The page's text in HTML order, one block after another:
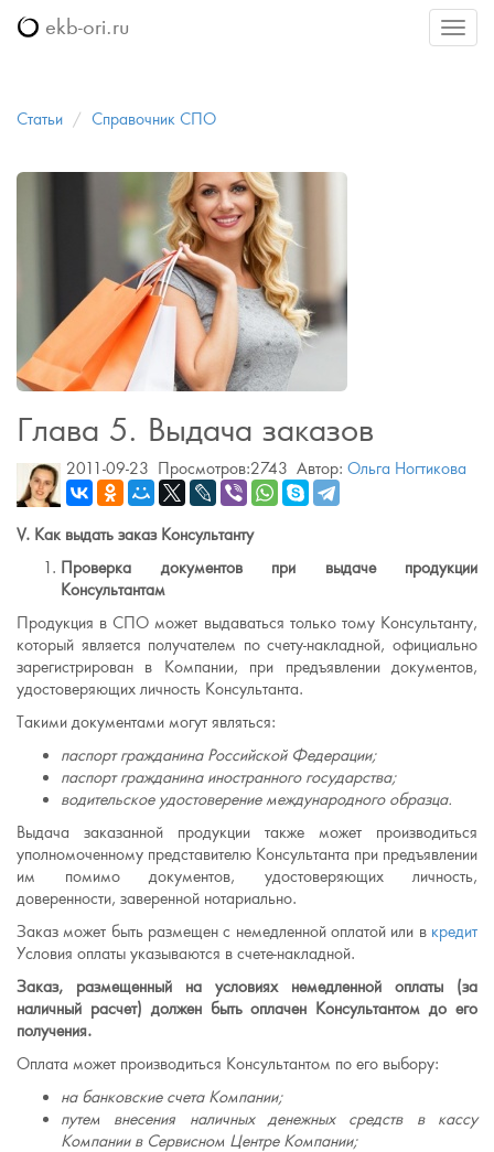
Меню
ekb-ori.ru
Статьи Справочник СПО
Глава 5. Выдача заказов
2011-09-23 Просмотров:2743 Автор: Ольга Ногтикова
V. Как выдать заказ Консультанту
Проверка документов при выдаче продукции
Консультантам
Продукция в СПО может выдаваться только тому Консультанту,
который является получателем по счету-накладной, официально
зарегистрирован в Компании, при предъявлении документов,
удостоверяющих личность Консультанта.
Такими документами могут являться:
паспорт гражданина Российской Федерации;
паспорт гражданина иностранного государства;
водительское удостоверение международного образца.
Выдача заказанной продукции также может производиться
уполномоченному представителю Консультанта при предъявлении
им помимо документов, удостоверяющих личность,
доверенности, заверенной нотариально.
Заказ может быть размещен с немедленной оплатой или в кредит
Условия оплаты указываются в счете-накладной.
Заказ, размещенный на условиях немедленной оплаты (за
наличный расчет) должен быть оплачен Консультантом до его
получения.
Оплата может производиться Консультантом по его выбору:
на банковские счета Компании;
путем внесения наличных денежных средств в кассу
Компании в Сервисном Центре Компании;